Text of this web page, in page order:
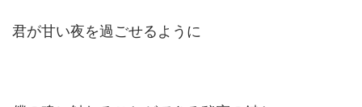
君が甘い夜を過ごせるように